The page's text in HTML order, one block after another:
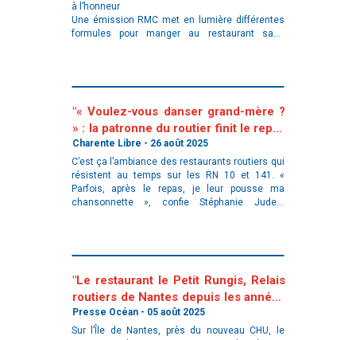
à l’honneur
Une émission RMC met en lumière différentes
formules pour manger au restaurant sans
"« Voulez-vous danser grand-mère ?
» : la patronne du routier finit le repas
en chansons, le resto se transforme
en bal"
Charente Libre - 26 août 2025
C’est ça l’ambiance des restaurants routiers qui
résistent au temps sur les RN 10 et 141. «
Parfois, après le repas, je leur pousse ma
chansonnette », confie Stéphanie Judes,
"Le restaurant le Petit Rungis, Relais
routiers de Nantes depuis les années
1960"
Presse Océan - 05 août 2025
Sur l’Île de Nantes, près du nouveau CHU, le